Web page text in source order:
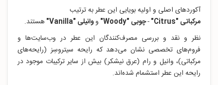
آکوردهای اصلی و اولیه بویایی این عطر به ترتیب
مرکباتی "Citrus"
-چوبی "Woody" ووانیلی "Vanilla"
هستند.
نظر و نقد و بررسی مصرف‌کنندگان این عطر در وب‌سایت‌ها و
فروم‌های تخصصی نشان می‌دهد که رایحه سیتروسِز (رایحه‌های
مرکباتی)، وانیل و رام (عرق نیشکر) بیش از سایر ترکیبات موجود در
رایحه این عطر استشمام شده‌اند.